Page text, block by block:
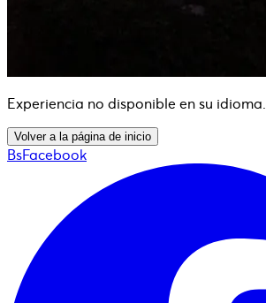
Experiencia no disponible en su idioma.
Volver a la página de inicio
BsFacebook